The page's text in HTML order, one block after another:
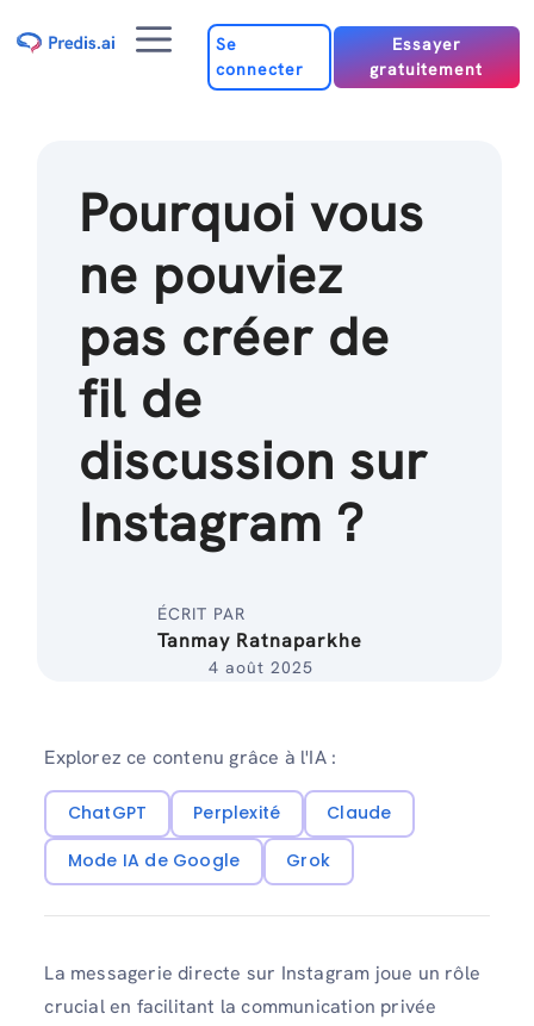
au
Menu
Se
connecter
Essayer
gratuitement
Pourquoi vous
ne pouviez
pas créer de
fil de
discussion sur
Instagram ?
ÉCRIT PAR
Tanmay Ratnaparkhe
4 août 2025
Explorez ce contenu grâce à l'IA :
ChatGPT Perplexité
Claude
Mode IA de Google
Grok
La messagerie directe sur Instagram joue un rôle
crucial en facilitant la communication privée